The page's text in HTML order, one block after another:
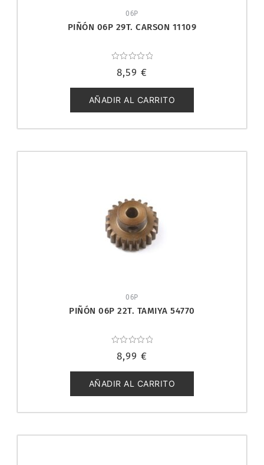
06P
PIÑÓN 06P 29T. CARSON 11109
con
de
5
8,59 €
AÑADIR AL CARRITO
06P
PIÑÓN 06P 22T. TAMIYA 54770
con
de
5
8,99 €
AÑADIR AL CARRITO